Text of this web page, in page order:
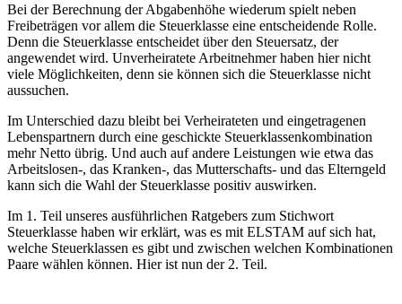
Bei der Berechnung der Abgabenhöhe wiederum spielt neben
Freibeträgen vor allem die Steuerklasse eine entscheidende Rolle.
Denn die Steuerklasse entscheidet über den Steuersatz, der
angewendet wird. Unverheiratete Arbeitnehmer haben hier nicht
viele Möglichkeiten, denn sie können sich die Steuerklasse nicht
aussuchen.
Im Unterschied dazu bleibt bei Verheirateten und eingetragenen
Lebenspartnern durch eine geschickte Steuerklassenkombination
mehr Netto übrig. Und auch auf andere Leistungen wie etwa das
Arbeitslosen-, das Kranken-, das Mutterschafts- und das Elterngeld
kann sich die Wahl der Steuerklasse positiv auswirken.
Im 1. Teil unseres ausführlichen Ratgebers zum Stichwort
Steuerklasse haben wir erklärt, was es mit ELSTAM auf sich hat,
welche Steuerklassen es gibt und zwischen welchen Kombinationen
Paare wählen können. Hier ist nun der 2. Teil.